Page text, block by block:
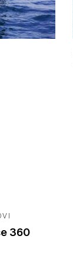
360